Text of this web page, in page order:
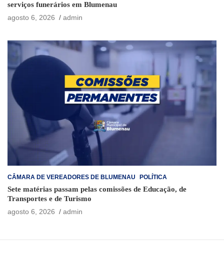
serviços funerários em Blumenau
agosto 6, 2026
admin
CÂMARA DE VEREADORES DE BLUMENAU POLÍTICA
Sete matérias passam pelas comissões de Educação, de
Transportes e de Turismo
agosto 6, 2026
admin